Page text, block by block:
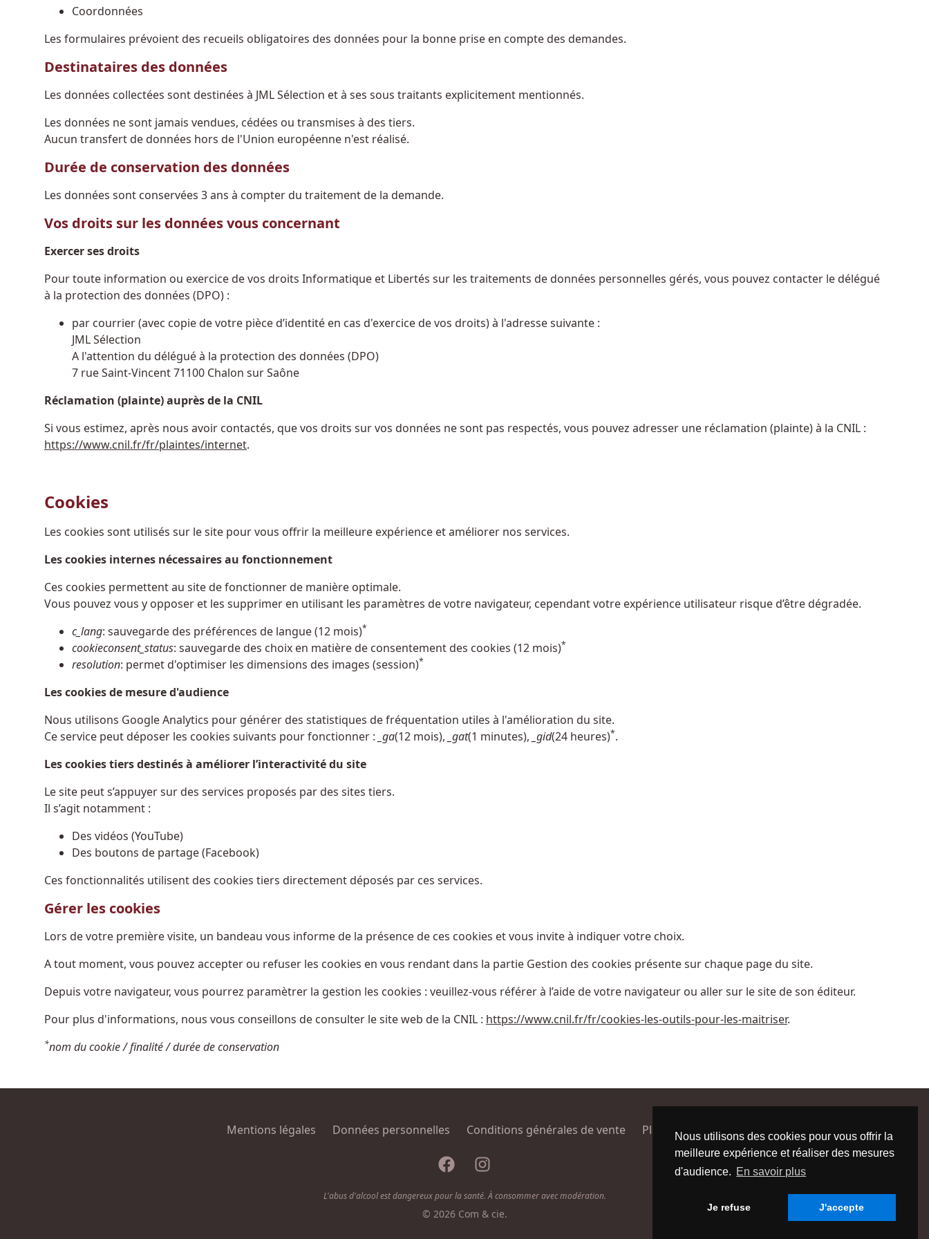
Nous utilisons des cookies pour vous offrir la
meilleure expérience et réaliser des mesures
d'audience. En savoir plus
Je refuse J'accepte
Coordonnées
Les formulaires prévoient des recueils obligatoires des données pour la bonne prise en compte des demandes.
Destinataires des données
Les données collectées sont destinées à JML Sélection et à ses sous traitants explicitement mentionnés.
Les données ne sont jamais vendues, cédées ou transmises à des tiers.
Aucun transfert de données hors de l'Union européenne n'est réalisé.
Durée de conservation des données
Les données sont conservées 3 ans à compter du traitement de la demande.
Vos droits sur les données vous concernant
Exercer ses droits
Pour toute information ou exercice de vos droits Informatique et Libertés sur les traitements de données personnelles gérés, vous pouvez contacter le délégué
à la protection des données (DPO) :
par courrier (avec copie de votre pièce d’identité en cas d'exercice de vos droits) à l'adresse suivante :
JML Sélection
A l'attention du délégué à la protection des données (DPO)
7 rue Saint-Vincent 71100 Chalon sur Saône
Réclamation (plainte) auprès de la CNIL
Si vous estimez, après nous avoir contactés, que vos droits sur vos données ne sont pas respectés, vous pouvez adresser une réclamation (plainte) à la CNIL :
https://www.cnil.fr/fr/plaintes/internet.
Cookies
Les cookies sont utilisés sur le site pour vous offrir la meilleure expérience et améliorer nos services.
Les cookies internes nécessaires au fonctionnement
Ces cookies permettent au site de fonctionner de manière optimale.
Vous pouvez vous y opposer et les supprimer en utilisant les paramètres de votre navigateur, cependant votre expérience utilisateur risque d’être dégradée.
c_lang: sauvegarde des préférences de langue (12 mois)*
cookieconsent_status: sauvegarde des choix en matière de consentement des cookies (12 mois)*
resolution: permet d'optimiser les dimensions des images (session)*
Les cookies de mesure d'audience
Nous utilisons Google Analytics pour générer des statistiques de fréquentation utiles à l'amélioration du site.
Ce service peut déposer les cookies suivants pour fonctionner : _ga(12 mois), _gat(1 minutes), _gid(24 heures)*.
Les cookies tiers destinés à améliorer l’interactivité du site
Le site peut s’appuyer sur des services proposés par des sites tiers.
Il s’agit notamment :
Des vidéos (YouTube)
Des boutons de partage (Facebook)
Ces fonctionnalités utilisent des cookies tiers directement déposés par ces services.
Gérer les cookies
Lors de votre première visite, un bandeau vous informe de la présence de ces cookies et vous invite à indiquer votre choix.
A tout moment, vous pouvez accepter ou refuser les cookies en vous rendant dans la partie Gestion des cookies présente sur chaque page du site.
Depuis votre navigateur, vous pourrez paramètrer la gestion les cookies : veuillez-vous référer à l’aide de votre navigateur ou aller sur le site de son éditeur.
Pour plus d'informations, nous vous conseillons de consulter le site web de la CNIL : https://www.cnil.fr/fr/cookies-les-outils-pour-les-maitriser.
*nom du cookie / finalité / durée de conservation
Mentions légales Données personnelles Conditions générales de vente Plan du site
FacebookInstagram
L'abus d'alcool est dangereux pour la santé. À consommer avec modération.
© 2026 Com & cie.